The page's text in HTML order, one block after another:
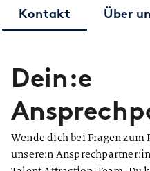
Kontakt Über
Dein:e
Wende dich bei Fragen
unsere:n